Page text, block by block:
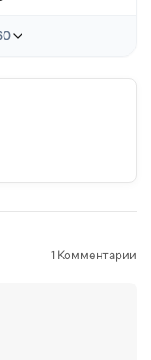
1 Комментарии